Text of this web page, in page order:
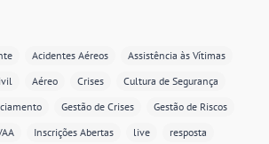
Acidentes Aéreos
Assistência às Vítimas
Aéreo Crises
Cultura de Segurança
Gestão de Crises
Gestão de Riscos
Inscrições Abertas live
resposta